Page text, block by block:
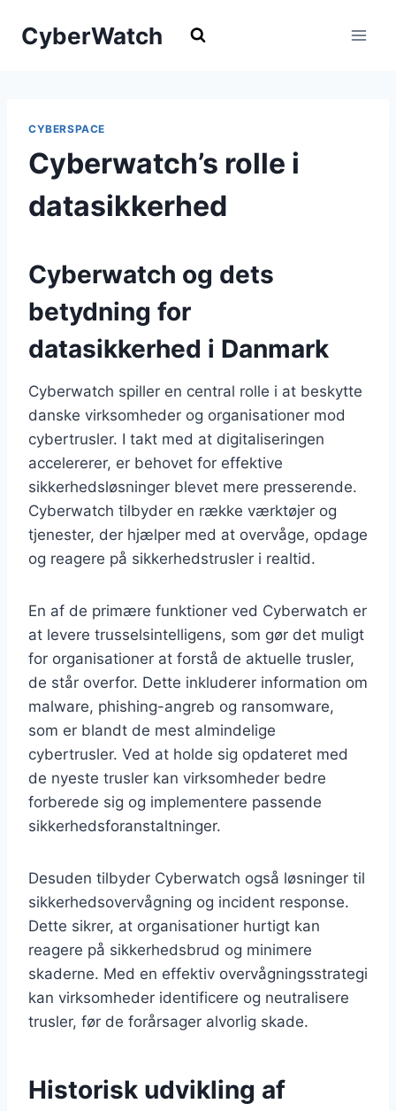
CyberWatch
CYBERSPACE
Cyberwatch’s rolle i
datasikkerhed
Cyberwatch og dets
betydning for
datasikkerhed i Danmark
Cyberwatch spiller en central rolle i at beskytte
danske virksomheder og organisationer mod
cybertrusler. I takt med at digitaliseringen
accelererer, er behovet for effektive
sikkerhedsløsninger blevet mere presserende.
Cyberwatch tilbyder en række værktøjer og
tjenester, der hjælper med at overvåge, opdage
og reagere på sikkerhedstrusler i realtid.
En af de primære funktioner ved Cyberwatch er
at levere trusselsintelligens, som gør det muligt
for organisationer at forstå de aktuelle trusler,
de står overfor. Dette inkluderer information om
malware, phishing-angreb og ransomware,
som er blandt de mest almindelige
cybertrusler. Ved at holde sig opdateret med
de nyeste trusler kan virksomheder bedre
forberede sig og implementere passende
sikkerhedsforanstaltninger.
Desuden tilbyder Cyberwatch også løsninger til
sikkerhedsovervågning og incident response.
Dette sikrer, at organisationer hurtigt kan
reagere på sikkerhedsbrud og minimere
skaderne. Med en effektiv overvågningsstrategi
kan virksomheder identificere og neutralisere
trusler, før de forårsager alvorlig skade.
Historisk udvikling af